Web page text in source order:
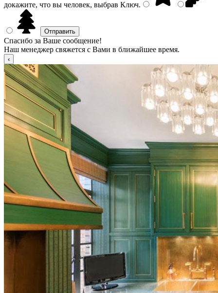
докажите, что вы человек, выбрав Ключ.
Спасибо за Ваше сообщение!
Наш менеджер свяжется с Вами в ближайшее время.